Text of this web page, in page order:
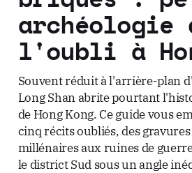
archéologie
l'oubli à
Souvent réduit à l'arrière-plan
Long Shan abrite pourtant
de Hong Kong. Ce guide vous
cinq récits oubliés, des
millénaires aux ruines de
le district Sud sous un angle